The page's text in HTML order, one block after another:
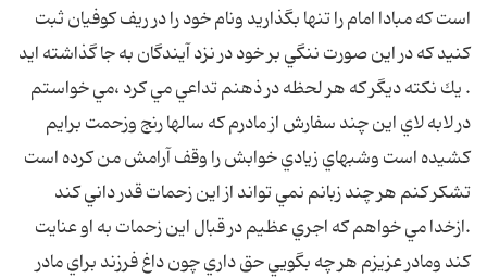
است كه مبادا امام را تنها بگذاريد ونام خود را در ريف كوفيان ثبت
كنيد كه در اين صورت ننگي بر خود در نزد آيندگان به جا گذاشته ايد
. يك نكته ديگر كه هر لحظه در ذهنم تداعي مي كرد ،مي خواستم
در لابه لاي اين چند سفارش از مادرم كه سالها رنج وزحمت برايم
كشيده است وشبهاي زيادي خوابش را وقف آرامش من كرده است
تشكر كنم هر چند زبانم نمي تواند از اين زحمات قدر داني كند
.ازخدا مي خواهم كه اجري عظيم در قبال اين زحمات به او عنايت
كند ومادر عزيزم هر چه بگويي حق داري چون داغ فرزند براي مادر